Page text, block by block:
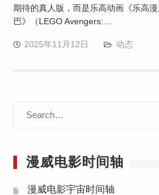
期待的真人版，而是乐高动画《乐高
巴》（LEGO Avengers:…
2025年11月12日 动态
漫威电影时间轴
漫威电影宇宙时间轴